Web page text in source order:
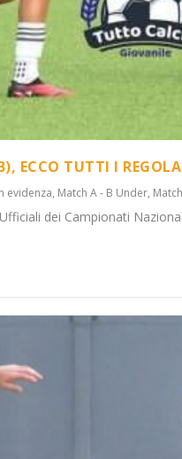
ECCO TUTTI I
evidenza, Match A - B Under,
dei Campionati